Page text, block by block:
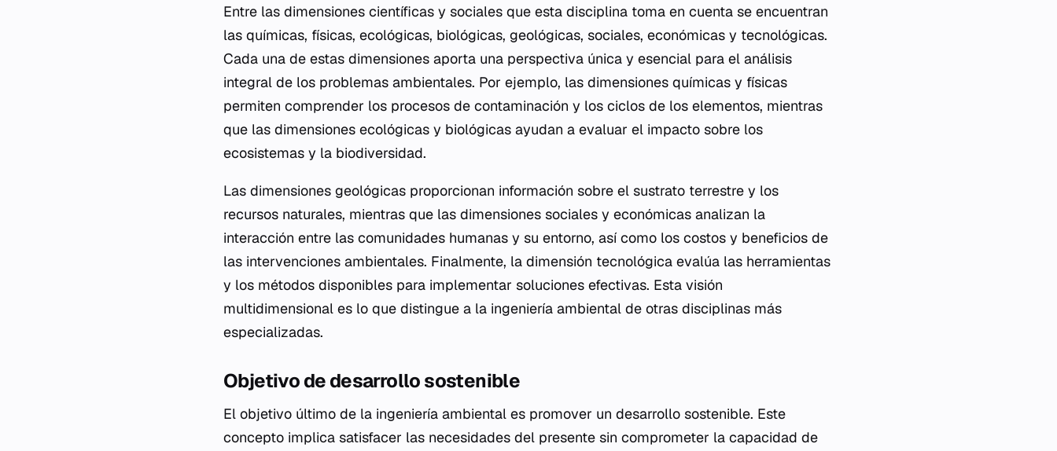
Entre las dimensiones científicas y sociales que esta disciplina toma en cuenta se encuentran
las químicas, físicas, ecológicas, biológicas, geológicas, sociales, económicas y tecnológicas.
Cada una de estas dimensiones aporta una perspectiva única y esencial para el análisis
integral de los problemas ambientales. Por ejemplo, las dimensiones químicas y físicas
permiten comprender los procesos de contaminación y los ciclos de los elementos, mientras
que las dimensiones ecológicas y biológicas ayudan a evaluar el impacto sobre los
ecosistemas y la biodiversidad.
Las dimensiones geológicas proporcionan información sobre el sustrato terrestre y los
recursos naturales, mientras que las dimensiones sociales y económicas analizan la
interacción entre las comunidades humanas y su entorno, así como los costos y beneficios de
las intervenciones ambientales. Finalmente, la dimensión tecnológica evalúa las herramientas
y los métodos disponibles para implementar soluciones efectivas. Esta visión
multidimensional es lo que distingue a la ingeniería ambiental de otras disciplinas más
especializadas.
Objetivo de desarrollo sostenible
El objetivo último de la ingeniería ambiental es promover un desarrollo sostenible. Este
concepto implica satisfacer las necesidades del presente sin comprometer la capacidad de